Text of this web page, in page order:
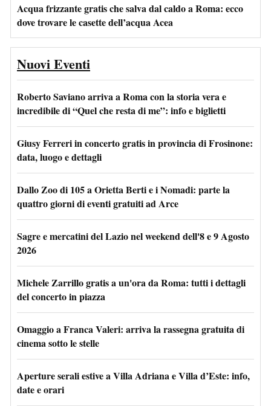
Acqua frizzante gratis che salva dal caldo a Roma: ecco
dove trovare le casette dell’acqua Acea
Nuovi Eventi
Roberto Saviano arriva a Roma con la storia vera e
incredibile di “Quel che resta di me”: info e biglietti
Giusy Ferreri in concerto gratis in provincia di Frosinone:
data, luogo e dettagli
Dallo Zoo di 105 a Orietta Berti e i Nomadi: parte la
quattro giorni di eventi gratuiti ad Arce
Sagre e mercatini del Lazio nel weekend dell'8 e 9 Agosto
2026
Michele Zarrillo gratis a un'ora da Roma: tutti i dettagli
del concerto in piazza
Omaggio a Franca Valeri: arriva la rassegna gratuita di
cinema sotto le stelle
Aperture serali estive a Villa Adriana e Villa d’Este: info,
date e orari